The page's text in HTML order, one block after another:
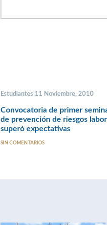
Estudiantes 11 Noviembre, 2010
Convocatoria de primer
de prevención de riesgos
superó expectativas
SIN COMENTARIOS